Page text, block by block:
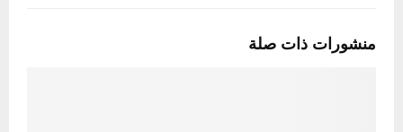
منشورات ذات صلة